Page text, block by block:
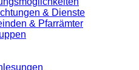
& Dienste
& Pfarrämter